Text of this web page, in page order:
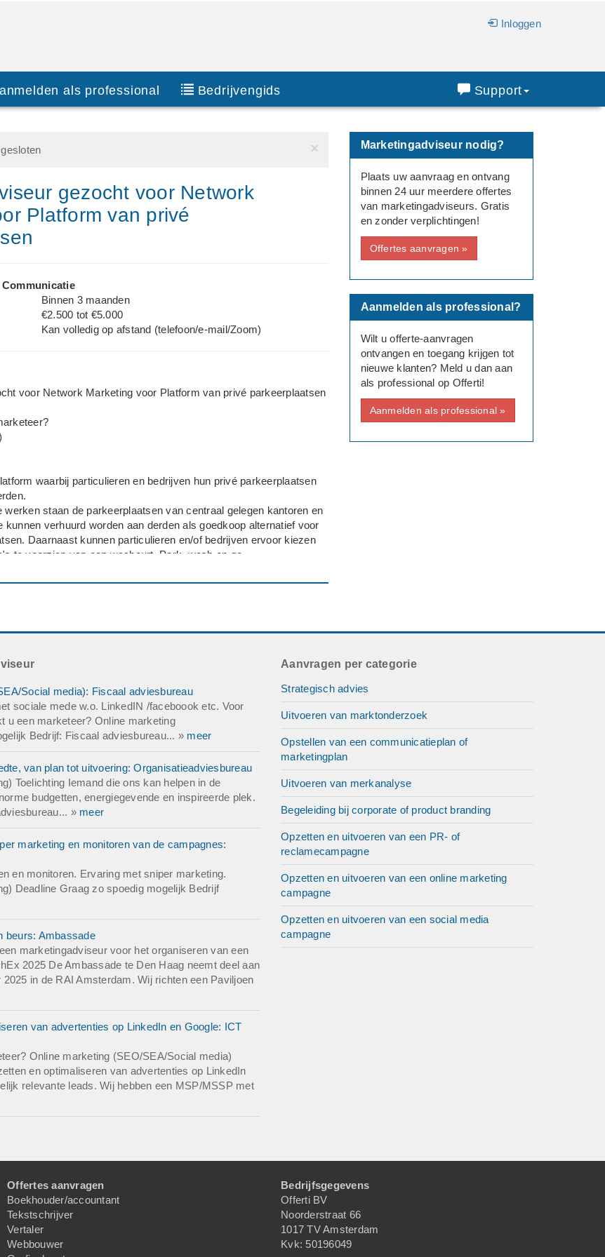
Inloggen
als professional Bedrijvengids Support
×
gezocht voor Network
Platform van privé
Binnen 3 maanden
€2.500 tot €5.000
Kan volledig op afstand (telefoon/e-mail/Zoom)
voor Network Marketing voor Platform van privé parkeerplaatsen
waarbij particulieren en bedrijven hun privé parkeerplaatsen
werken staan de parkeerplaatsen van centraal gelegen kantoren en
kunnen verhuurd worden aan derden als goedkoop alternatief voor
Daarnaast kunnen particulieren en/of bedrijven ervoor kiezen
te voorzien van een wasbeurt. Park, wash en go.
gebruik maken van network marketing. Dat wil zeggen dat elk
Marketingadviseur nodig?
Plaats uw aanvraag en ontvang
binnen 24 uur meerdere offertes
van marketingadviseurs. Gratis
en zonder verplichtingen!
Offertes aanvragen »
Aanmelden als professional?
Wilt u offerte-aanvragen
ontvangen en toegang krijgen tot
nieuwe klanten? Meld u dan aan
als professional op Offerti!
Aanmelden als professional »
Social media): Fiscaal adviesbureau
sociale mede w.o. LinkedIN /faceboook etc. Voor
u een marketeer? Online marketing
Bedrijf: Fiscaal adviesbureau... » meer
van plan tot uitvoering: Organisatieadviesbureau
Toelichting Iemand die ons kan helpen in de
budgetten, energiegevende en inspireerde plek.
» meer
marketing en monitoren van de campagnes:
en monitoren. Ervaring met sniper marketing.
Deadline Graag zo spoedig mogelijk Bedrijf
beurs: Ambassade
marketingadviseur voor het organiseren van een
2025 De Ambassade te Den Haag neemt deel aan
in de RAI Amsterdam. Wij richten een Paviljoen
van advertenties op LinkedIn en Google: ICT
Online marketing (SEO/SEA/Social media)
en optimaliseren van advertenties op LinkedIn
relevante leads. Wij hebben een MSP/MSSP met
Aanvragen per categorie
Strategisch advies
Uitvoeren van marktonderzoek
Opstellen van een communicatieplan of
marketingplan
Uitvoeren van merkanalyse
Begeleiding bij corporate of product branding
Opzetten en uitvoeren van een PR- of
reclamecampagne
Opzetten en uitvoeren van een online marketing
campagne
Opzetten en uitvoeren van een social media
campagne
Offertes aanvragen
Boekhouder/accountant
Tekstschrijver
Vertaler
Webbouwer
Bedrijfsgegevens
Offerti BV
Noorderstraat 66
1017 TV Amsterdam
Kvk: 50196049